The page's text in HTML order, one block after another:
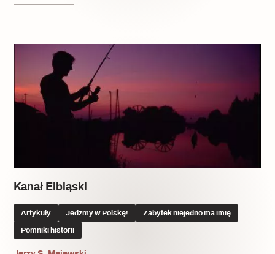
Kanał Elbląski
Artykuły Jedźmy w Polskę! Zabytek niejedno ma imię
Pomniki historii